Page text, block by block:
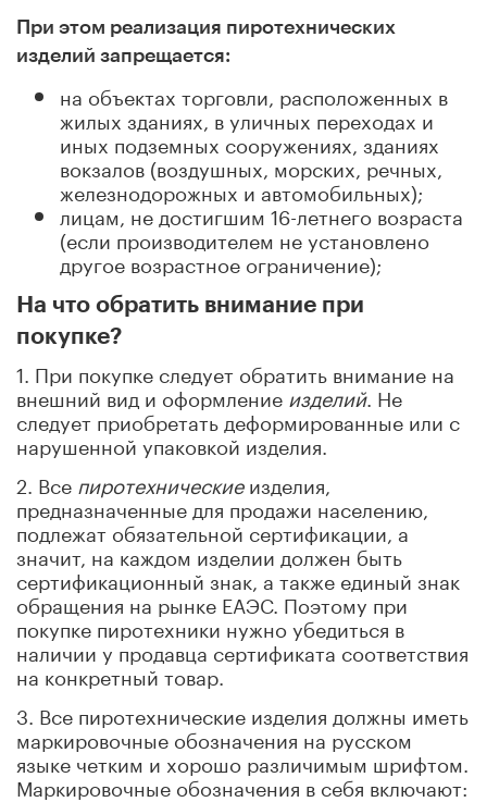
При этом реализация пиротехнических
изделий запрещается:
на объектах торговли, расположенных в
жилых зданиях, в уличных переходах и
иных подземных сооружениях, зданиях
вокзалов (воздушных, морских, речных,
железнодорожных и автомобильных);
лицам, не достигшим 16-летнего возраста
(если производителем не установлено
другое возрастное ограничение);
На что обратить внимание при
покупке?
1. При покупке следует обратить внимание на
внешний вид и оформление изделий. Не
следует приобретать деформированные или с
нарушенной упаковкой изделия.
2. Все пиротехническиеизделия,
предназначенные для продажи населению,
подлежат обязательной сертификации, а
значит, на каждом изделии должен быть
сертификационный знак, а также единый знак
обращения на рынке ЕАЭС. Поэтому при
покупке пиротехники нужно убедиться в
наличии у продавца сертификата соответствия
на конкретный товар.
3. Все пиротехнические изделия должны иметь
маркировочные обозначения на русском
языке четким и хорошо различимым шрифтом.
Маркировочные обозначения в себя включают: